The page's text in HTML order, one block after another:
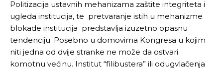
[wpuf_form id=”7463”]
[wpuf_form id=”7463”]
Politizacija ustavnih mehanizama zaštite integriteta i
ugleda institucija, te pretvaranje istih u mehanizme
blokade institucija predstavlja izuzetno opasnu
tendenciju. Posebno u domovima Kongresa u kojim
niti jedna od dvije stranke ne može da ostvari
komotnu većinu. Institut “filibustera” ili odugvlačenja